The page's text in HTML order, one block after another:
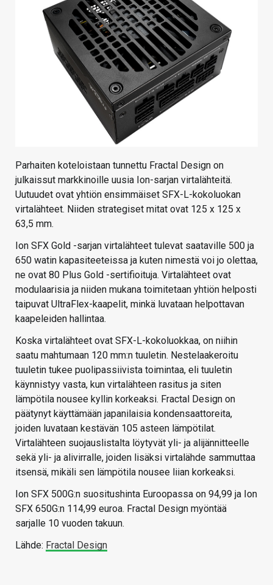
VAIHDA TEEMA
Parhaiten koteloistaan tunnettu Fractal Design on
julkaissut markkinoille uusia Ion-sarjan virtalähteitä.
Uutuudet ovat yhtiön ensimmäiset SFX-L-kokoluokan
virtalähteet. Niiden strategiset mitat ovat 125 x 125 x
63,5 mm.
Ion SFX Gold -sarjan virtalähteet tulevat saataville 500 ja
650 watin kapasiteeteissa ja kuten nimestä voi jo olettaa,
ne ovat 80 Plus Gold -sertifioituja. Virtalähteet ovat
modulaarisia ja niiden mukana toimitetaan yhtiön helposti
taipuvat UltraFlex-kaapelit, minkä luvataan helpottavan
kaapeleiden hallintaa.
Koska virtalähteet ovat SFX-L-kokoluokkaa, on niihin
saatu mahtumaan 120 mm:n tuuletin. Nestelaakeroitu
tuuletin tukee puolipassiivista toimintaa, eli tuuletin
käynnistyy vasta, kun virtalähteen rasitus ja siten
lämpötila nousee kyllin korkeaksi. Fractal Design on
päätynyt käyttämään japanilaisia kondensaattoreita,
joiden luvataan kestävän 105 asteen lämpötilat.
Virtalähteen suojauslistalta löytyvät yli- ja alijännitteelle
sekä yli- ja alivirralle, joiden lisäksi virtalähde sammuttaa
itsensä, mikäli sen lämpötila nousee liian korkeaksi.
Ion SFX 500G:n suositushinta Euroopassa on 94,99 ja Ion
SFX 650G:n 114,99 euroa. Fractal Design myöntää
sarjalle 10 vuoden takuun.
Lähde: Fractal Design